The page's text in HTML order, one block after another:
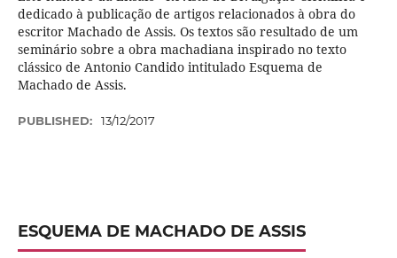
dedicado à publicação de artigos relacionados à obra do
escritor Machado de Assis. Os textos são resultado de um
seminário sobre a obra machadiana inspirado no texto
clássico de Antonio Candido intitulado Esquema de
Machado de Assis.
PUBLISHED: 13/12/2017
ESQUEMA DE MACHADO DE ASSIS